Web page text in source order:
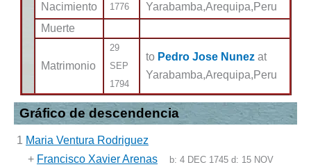
Nacimiento
1776
Yarabamba,Arequipa,Peru
Muerte
Matrimonio
29
SEP
1794
to Pedro Jose Nunez at
Yarabamba,Arequipa,Peru
Gráfico de descendencia
1 Maria Ventura Rodriguez
+ Francisco Xavier Arenas b:4 DEC 1745 d: 15 NOV